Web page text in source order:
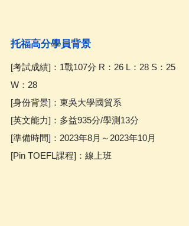
托福高分學員背景
[考試成績]：1戰107分 R：26 L：28 S：25
W：28
[身份背景]：東吳大學國貿系
[英文能力]：多益935分/學測13分
[準備時間]：2023年8月～2023年10月
[Pin TOEFL課程]：線上班